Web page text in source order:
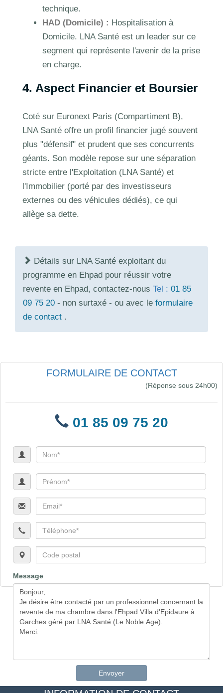
technique.
HAD (Domicile) : Hospitalisation à
Domicile. LNA Santé est un leader sur ce
segment qui représente l'avenir de la prise
en charge.
4. Aspect Financier et Boursier
Coté sur Euronext Paris (Compartiment B),
LNA Santé offre un profil financier jugé souvent
plus "défensif" et prudent que ses concurrents
géants. Son modèle repose sur une séparation
stricte entre l'Exploitation (LNA Santé) et
l'Immobilier (porté par des investisseurs
externes ou des véhicules dédiés), ce qui
allège sa dette.
Détails sur LNA Santé exploitant du
programme en Ehpad pour réussir votre
revente en Ehpad, contactez-nous Tel : 01 85
09 75 20 - non surtaxé - ou avec le formulaire
de contact .
FORMULAIRE DE CONTACT
(Réponse sous 24h00)
01 85 09 75 20
Message
Envoyer